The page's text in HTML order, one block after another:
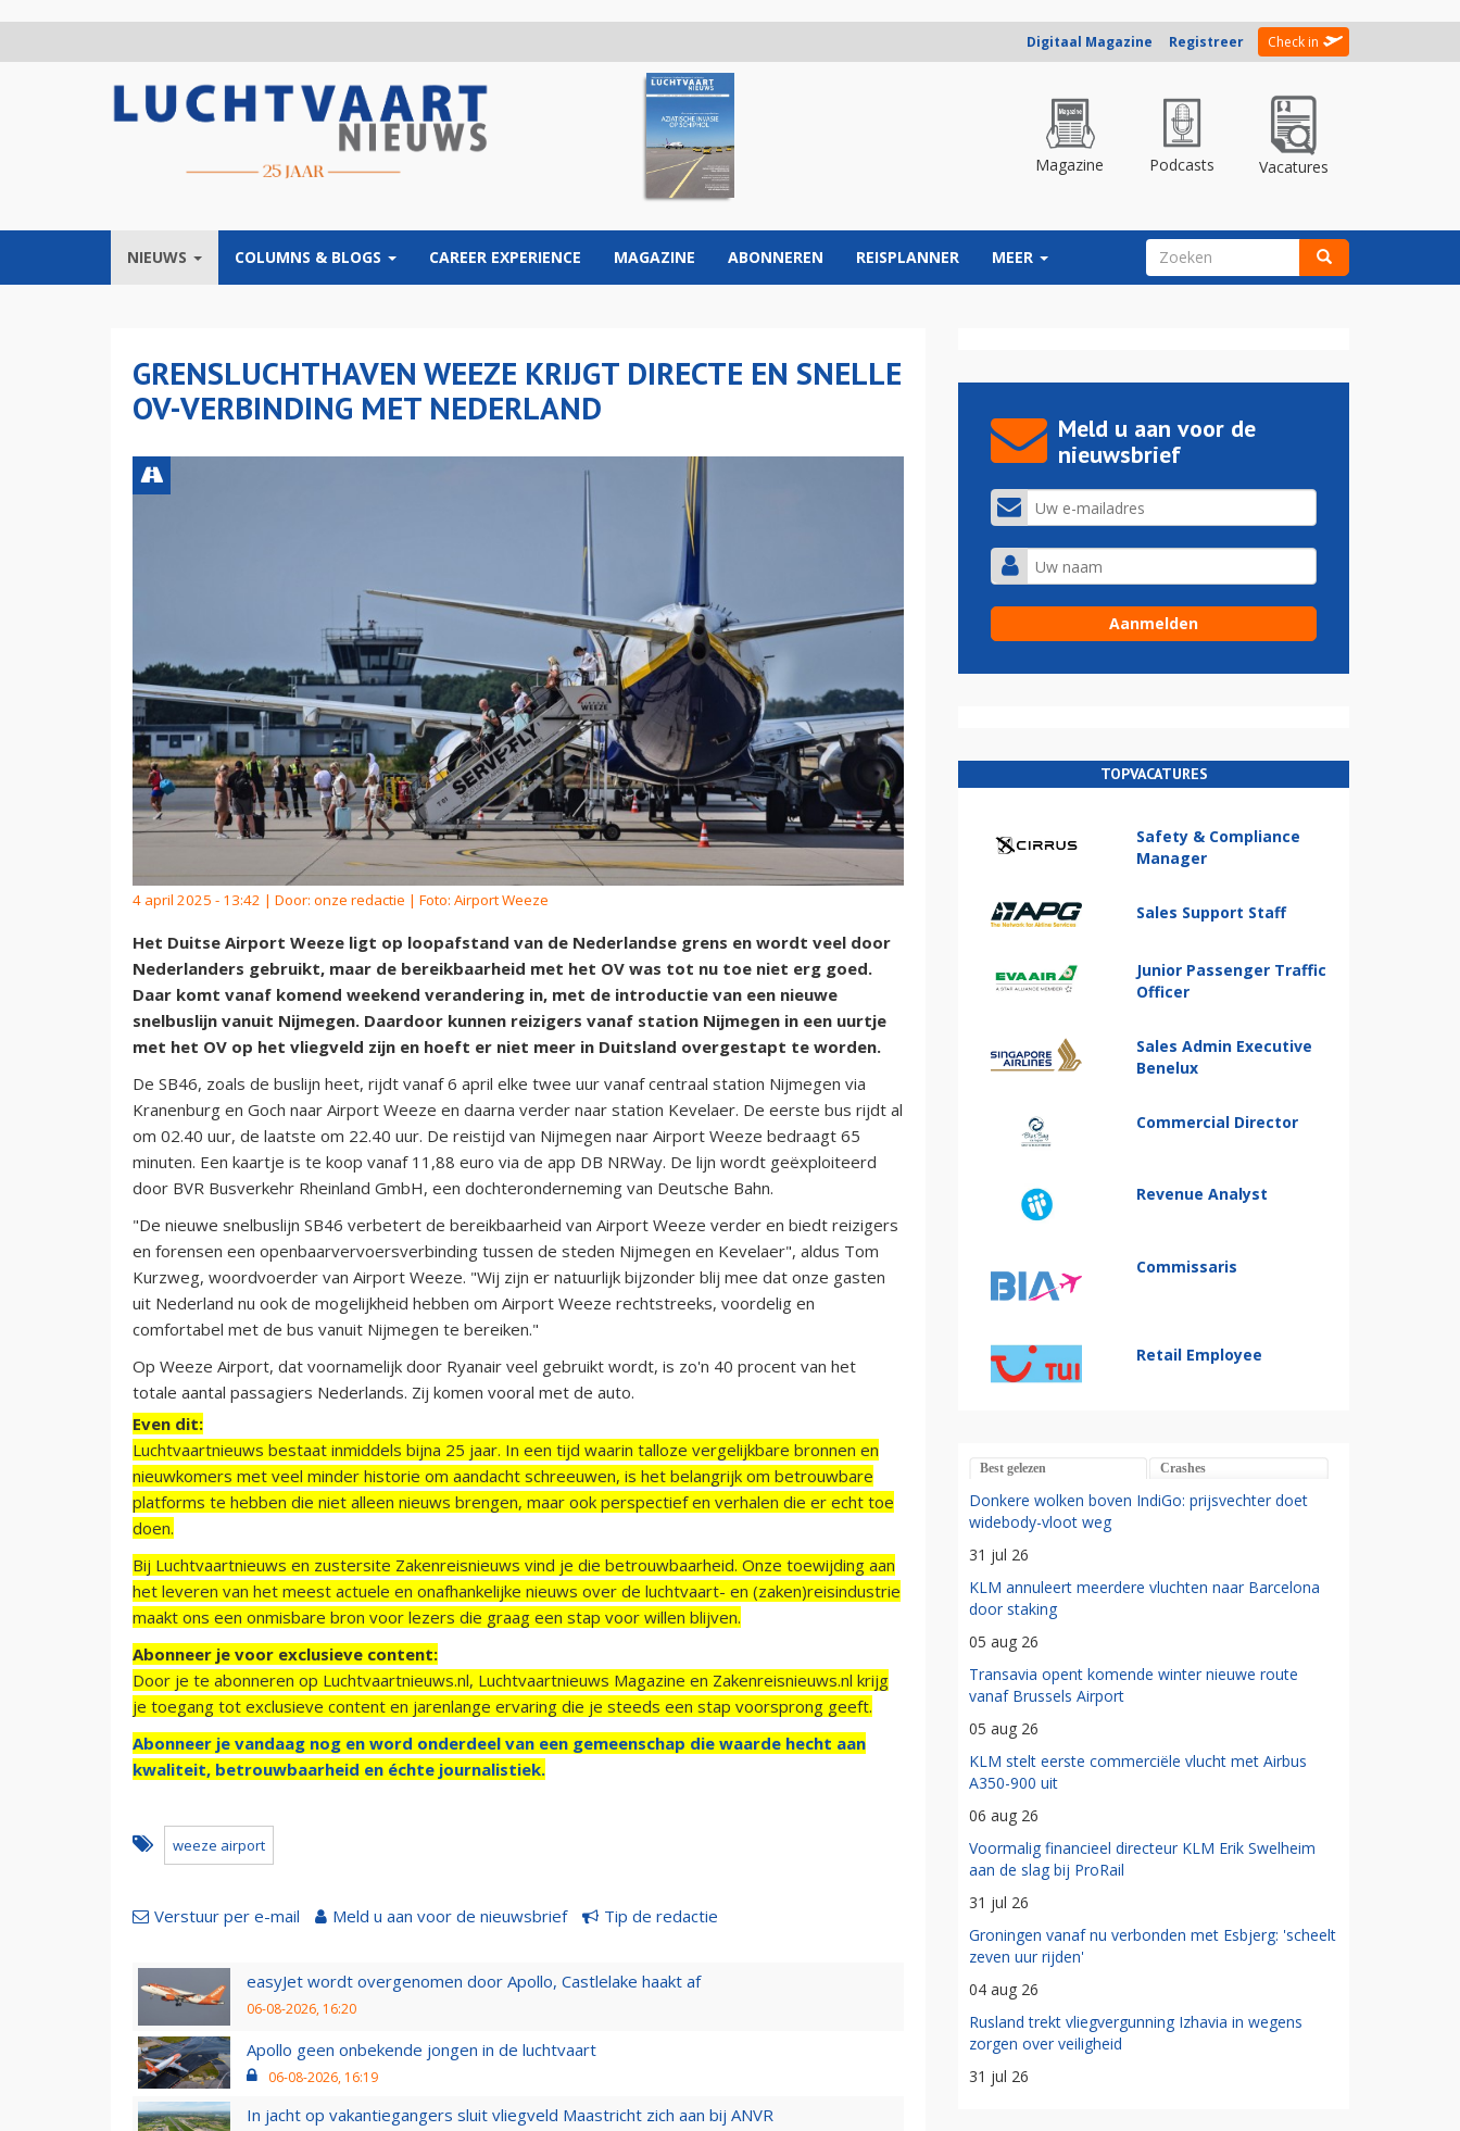
Digitaal Magazine Registreer Check in
Magazine Podcasts Vacatures
NIEUWS COLUMNS & BLOGS CAREER EXPERIENCE MAGAZINE ABONNEREN REISPLANNER MEER ZOEKVELD
GRENSLUCHTHAVEN WEEZE KRIJGT DIRECTE EN SNELLE
OV-VERBINDING MET NEDERLAND
4 april 2025 - 13:42 | Door: onze redactie | Foto: Airport Weeze
Het Duitse Airport Weeze ligt op loopafstand van de Nederlandse grens en wordt veel door
Nederlanders gebruikt, maar de bereikbaarheid met het OV was tot nu toe niet erg goed.
Daar komt vanaf komend weekend verandering in, met de introductie van een nieuwe
snelbuslijn vanuit Nijmegen. Daardoor kunnen reizigers vanaf station Nijmegen in een uurtje
met het OV op het vliegveld zijn en hoeft er niet meer in Duitsland overgestapt te worden.
De SB46, zoals de buslijn heet, rijdt vanaf 6 april elke twee uur vanaf centraal station Nijmegen via
Kranenburg en Goch naar Airport Weeze en daarna verder naar station Kevelaer. De eerste bus rijdt al
om 02.40 uur, de laatste om 22.40 uur. De reistijd van Nijmegen naar Airport Weeze bedraagt 65
minuten. Een kaartje is te koop vanaf 11,88 euro via de app DB NRWay. De lijn wordt geëxploiteerd
door BVR Busverkehr Rheinland GmbH, een dochteronderneming van Deutsche Bahn.
"De nieuwe snelbuslijn SB46 verbetert de bereikbaarheid van Airport Weeze verder en biedt reizigers
en forensen een openbaarvervoersverbinding tussen de steden Nijmegen en Kevelaer", aldus Tom
Kurzweg, woordvoerder van Airport Weeze. "Wij zijn er natuurlijk bijzonder blij mee dat onze gasten
uit Nederland nu ook de mogelijkheid hebben om Airport Weeze rechtstreeks, voordelig en
comfortabel met de bus vanuit Nijmegen te bereiken."
Op Weeze Airport, dat voornamelijk door Ryanair veel gebruikt wordt, is zo'n 40 procent van het
totale aantal passagiers Nederlands. Zij komen vooral met de auto.
Even dit:
Luchtvaartnieuws bestaat inmiddels bijna 25 jaar. In een tijd waarin talloze vergelijkbare bronnen en
nieuwkomers met veel minder historie om aandacht schreeuwen, is het belangrijk om betrouwbare
platforms te hebben die niet alleen nieuws brengen, maar ook perspectief en verhalen die er echt toe
doen.
Bij Luchtvaartnieuws en zustersite Zakenreisnieuws vind je die betrouwbaarheid. Onze toewijding aan
het leveren van het meest actuele en onafhankelijke nieuws over de luchtvaart- en (zaken)reisindustrie
maakt ons een onmisbare bron voor lezers die graag een stap voor willen blijven.
Abonneer je voor exclusieve content:
Door je te abonneren op Luchtvaartnieuws.nl, Luchtvaartnieuws Magazine en Zakenreisnieuws.nl krijg
je toegang tot exclusieve content en jarenlange ervaring die je steeds een stap voorsprong geeft.
Abonneer je vandaag nog en word onderdeel van een gemeenschap die waarde hecht aan
kwaliteit, betrouwbaarheid en échte journalistiek.
weeze airport
Verstuur per e-mail Meld u aan voor de nieuwsbrief Tip de redactie
easyJet wordt overgenomen door Apollo, Castlelake haakt af
06-08-2026, 16:20
Apollo geen onbekende jongen in de luchtvaart
06-08-2026, 16:19
In jacht op vakantiegangers sluit vliegveld Maastricht zich aan bij ANVR
Meld u aan voor de
nieuwsbrief
TOPVACATURES
Safety & Compliance
Manager
Sales Support Staff
Junior Passenger Traffic
Officer
Sales Admin Executive
Benelux
Commercial Director
Revenue Analyst
Commissaris
Retail Employee
Best gelezen Crashes
Donkere wolken boven IndiGo: prijsvechter doet
widebody-vloot weg
31 jul 26
KLM annuleert meerdere vluchten naar Barcelona
door staking
05 aug 26
Transavia opent komende winter nieuwe route
vanaf Brussels Airport
05 aug 26
KLM stelt eerste commerciële vlucht met Airbus
A350-900 uit
06 aug 26
Voormalig financieel directeur KLM Erik Swelheim
aan de slag bij ProRail
31 jul 26
Groningen vanaf nu verbonden met Esbjerg: 'scheelt
zeven uur rijden'
04 aug 26
Rusland trekt vliegvergunning Izhavia in wegens
zorgen over veiligheid
31 jul 26